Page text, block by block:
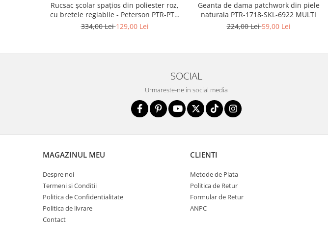
Rucsac școlar spațios din poliester roz,
cu bretele reglabile - Peterson PTR-PTN
8610-1327 PINK
334,00 Lei129,00 Lei
Geanta de dama patchwork din piele
naturala PTR-1718-SKL-6922 MULTI
224,00 Lei59,00 Lei
SOCIAL
Urmareste-ne in social media
MAGAZINUL MEU
Despre noi
Termeni si Conditii
Politica de Confidentialitate
Politica de livrare
Contact
CLIENTI
Metode de Plata
Politica de Retur
Formular de Retur
ANPC